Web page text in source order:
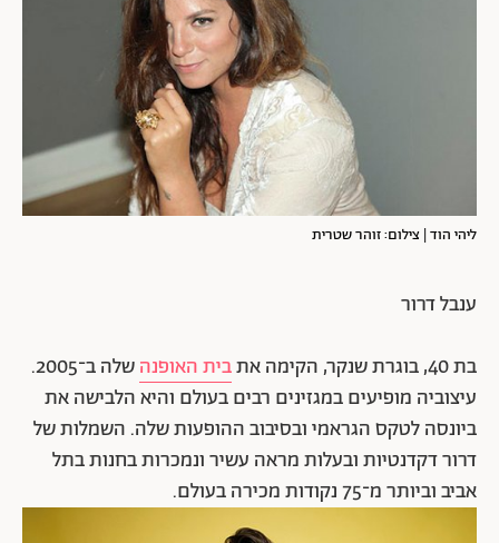
ליהי הוד | צילום: זוהר שטרית
ענבל דרור
בת 40, בוגרת שנקר, הקימה את בית האופנה
שלה ב־2005.
עיצוביה מופיעים במגזינים רבים בעולם והיא הלבישה את
ביונסה לטקס הגראמי ובסיבוב ההופעות שלה. השמלות של
דרור דקדנטיות ובעלות מראה עשיר ונמכרות בחנות בתל
אביב וביותר מ־75 נקודות מכירה בעולם.